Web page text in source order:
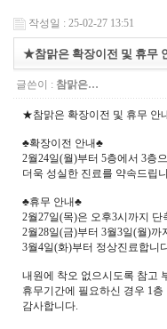
작성일 : 25-02-27 13:51
★참맑은 확장이전 및 휴무
글쓴이 : 참맑은…
★참맑은 확장이전 및 휴무 안
♣확장이전 안내♣
2월24일(월)부터 5층에서 3층
더욱 성실한 진료를 약속드립
♣휴무 안내♣
2월27일(목)은 오후3시까지 단
2월28일(금)부터 3월3일(월)까
3월4일(화)부터 정상진료합니
내원에 착오 없으시도록 참고
휴무기간에 필요하신 경우 1
감사합니다.